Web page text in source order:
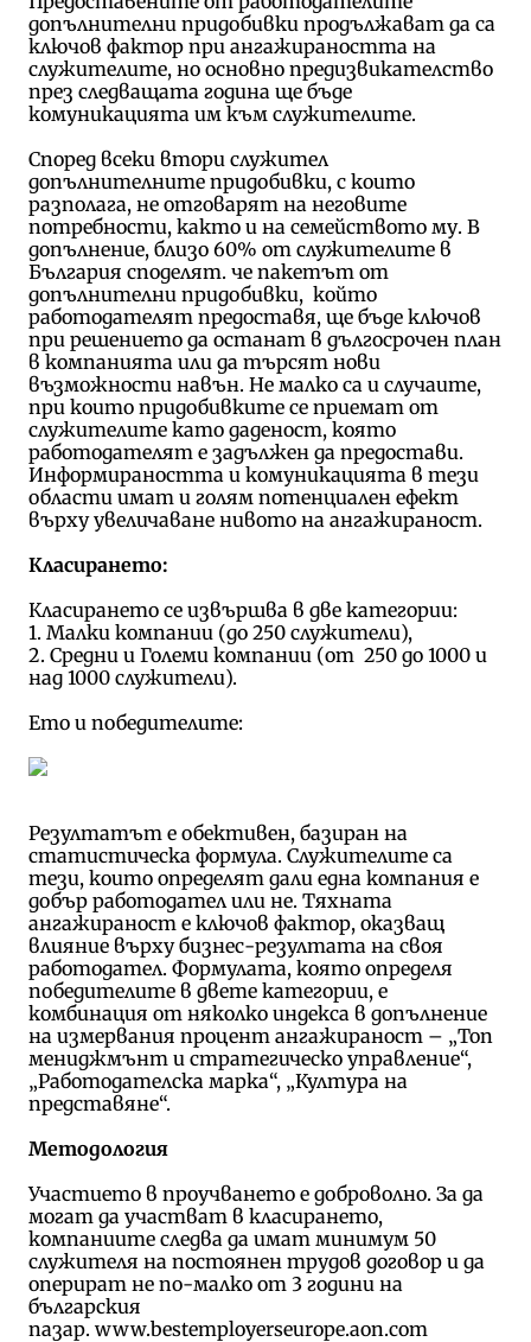
допълнителни придобивки продължават да са
ключов фактор при ангажираността на
служителите, но основно предизвикателство
през следващата година ще бъде
комуникацията им към служителите.
Според всеки втори служител
допълнителните придобивки, с които
разполага, не отговарят на неговите
потребности, както и на семейството му. В
допълнение, близо 60% от служителите в
България споделят. че пакетът от
допълнителни придобивки, който
работодателят предоставя, ще бъде ключов
при решението да останат в дългосрочен план
в компанията или да търсят нови
възможности навън. Не малко са и случаите,
при които придобивките се приемат от
служителите като даденост, която
работодателят е задължен да предостави.
Информираността и комуникацията в тези
области имат и голям потенциален ефект
върху увеличаване нивото на ангажираност.
Класирането:
Класирането се извършва в две категории:
1. Малки компании (до 250 служители),
2. Средни и Големи компании (от 250 до 1000 и
над 1000 служители).
Ето и победителите:
Резултатът е обективен, базиран на
статистическа формула. Служителите са
тези, които определят дали една компания е
добър работодател или не. Тяхната
ангажираност е ключов фактор, оказващ
влияние върху бизнес-резултата на своя
работодател. Формулата, която определя
победителите в двете категории, е
комбинация от няколко индекса в допълнение
на измервания процент ангажираност – „Топ
мениджмънт и стратегическо управление“,
„Работодателска марка“, „Култура на
представяне“.
Методология
Участието в проучването е доброволно. За да
могат да участват в класирането,
компаниите следва да имат минимум 50
служителя на постоянен трудов договор и да
оперират не по-малко от 3 години на
българския
пазар. www.bestemployerseurope.aon.com